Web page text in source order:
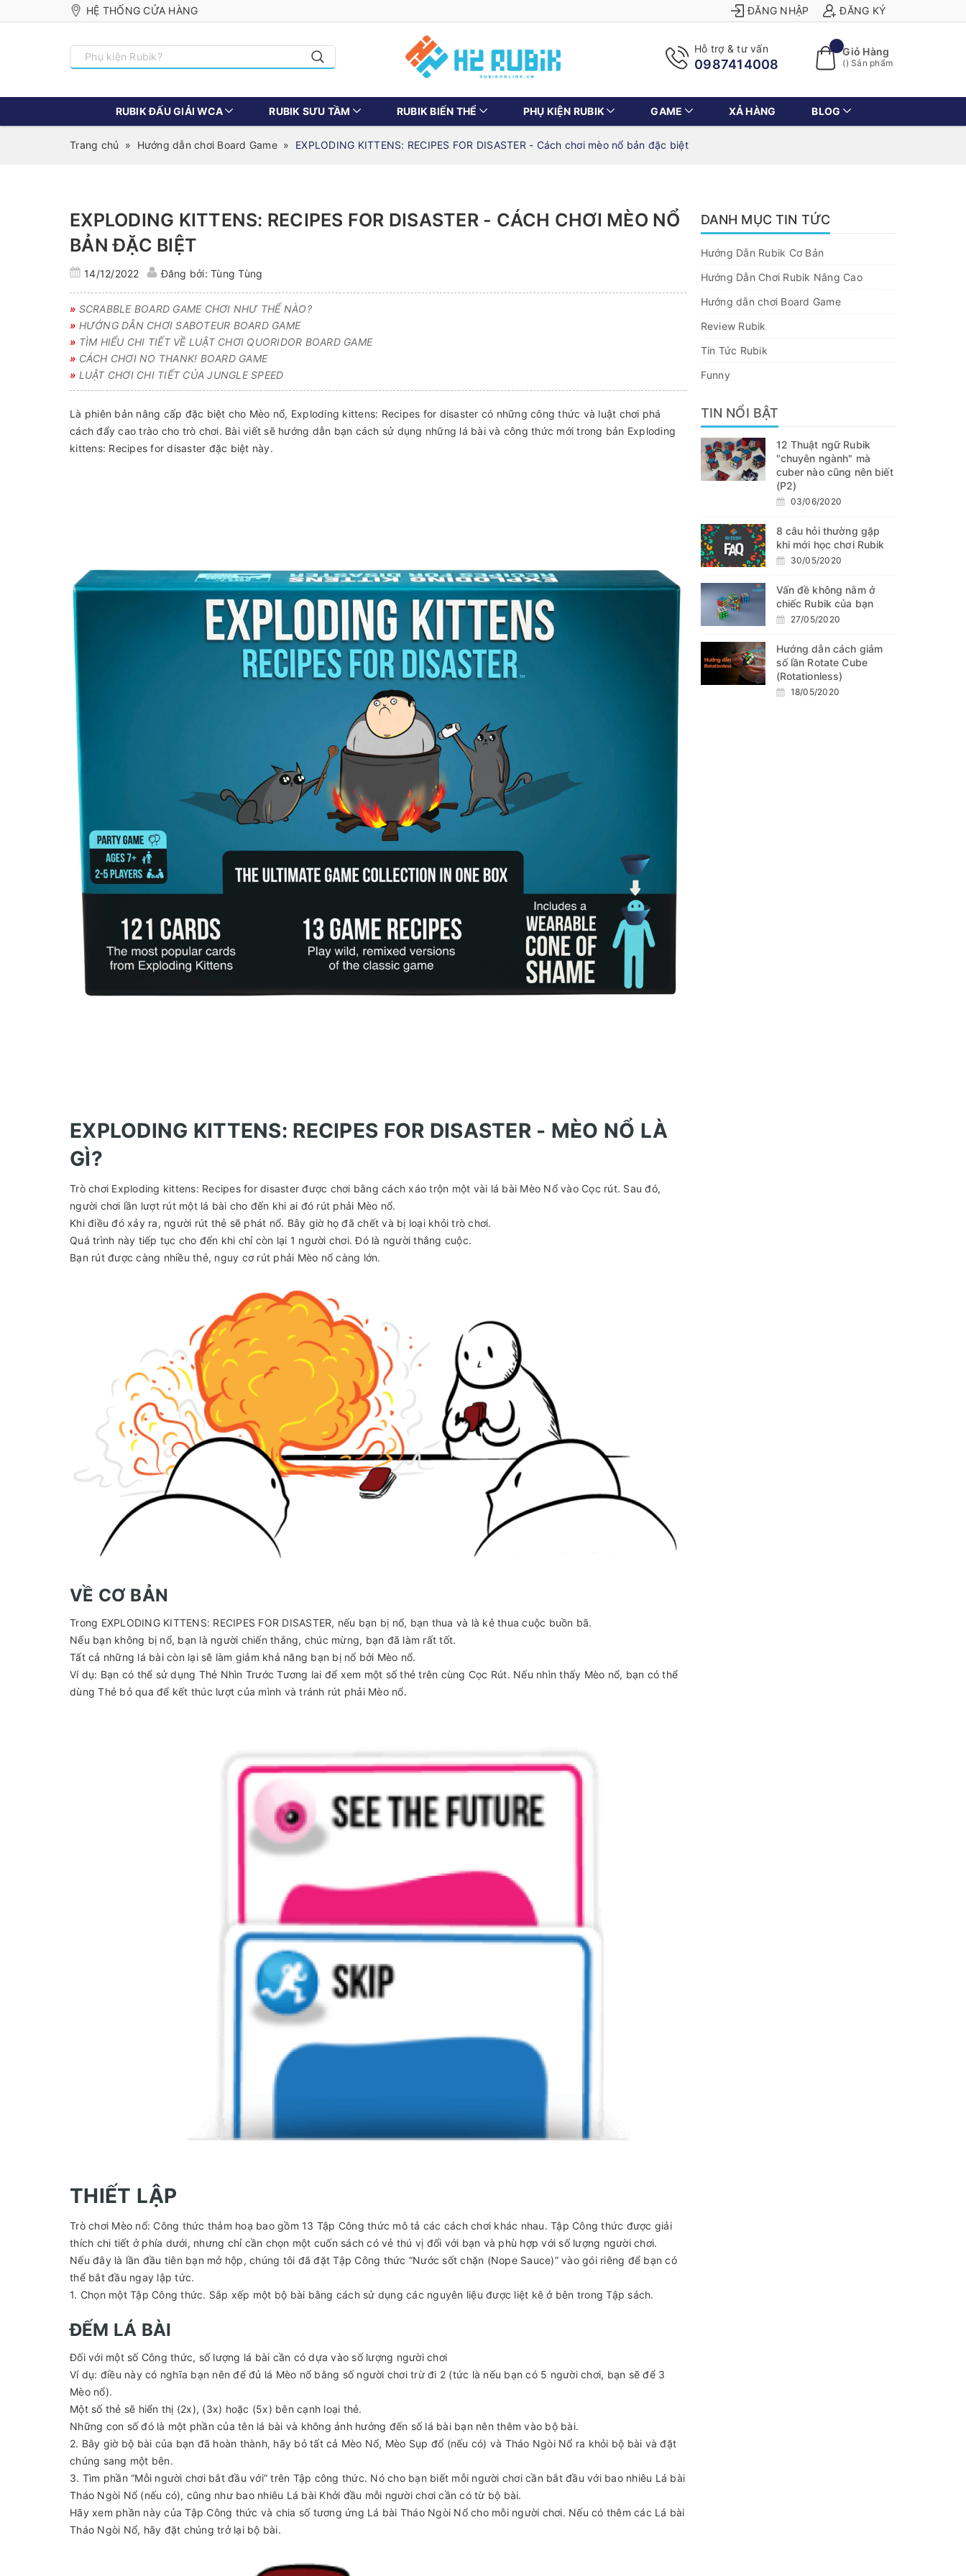
HỆ THỐNG CỬA HÀNG ĐĂNG NHẬP ĐĂNG KÝ
Hỗ trợ & tư vấn
0987414008
Giỏ Hàng
() Sản phẩm
RUBIK ĐẤU GIẢI WCA RUBIK SƯU TẦM RUBIK BIẾN THỂ PHỤ KIỆN RUBIK GAME XẢ HÀNG BLOG
Trang chủ » Hướng dẫn chơi Board Game » EXPLODING KITTENS: RECIPES FOR DISASTER - Cách chơi mèo nổ bản đặc biệt
EXPLODING KITTENS: RECIPES FOR DISASTER - CÁCH CHƠI MÈO NỔ
BẢN ĐẶC BIỆT
14/12/2022 Đăng bởi: Tùng Tùng
» SCRABBLE BOARD GAME CHƠI NHƯ THẾ NÀO?
» HƯỚNG DẪN CHƠI SABOTEUR BOARD GAME
» TÌM HIỂU CHI TIẾT VỀ LUẬT CHƠI QUORIDOR BOARD GAME
» CÁCH CHƠI NO THANK! BOARD GAME
» LUẬT CHƠI CHI TIẾT CỦA JUNGLE SPEED
Là phiên bản nâng cấp đặc biệt cho Mèo nổ, Exploding kittens: Recipes for disaster có những công thức và luật chơi phá
cách đẩy cao trào cho trò chơi. Bài viết sẽ hướng dẫn bạn cách sử dụng những lá bài và công thức mới trong bản Exploding
kittens: Recipes for disaster đặc biệt này.
EXPLODING KITTENS: RECIPES FOR DISASTER - MÈO NỔ LÀ
GÌ?
Trò chơi Exploding kittens: Recipes for disaster được chơi bằng cách xáo trộn một vài lá bài Mèo Nổ vào Cọc rút. Sau đó,
người chơi lần lượt rút một lá bài cho đến khi ai đó rút phải Mèo nổ.
Khi điều đó xảy ra, người rút thẻ sẽ phát nổ. Bây giờ họ đã chết và bị loại khỏi trò chơi.
Quá trình này tiếp tục cho đến khi chỉ còn lại 1 người chơi. Đó là người thắng cuộc.
Bạn rút được càng nhiều thẻ, nguy cơ rút phải Mèo nổ càng lớn.
VỀ CƠ BẢN
Trong EXPLODING KITTENS: RECIPES FOR DISASTER, nếu bạn bị nổ, bạn thua và là kẻ thua cuộc buồn bã.
Nếu bạn không bị nổ, bạn là người chiến thắng, chúc mừng, bạn đã làm rất tốt.
Tất cả những lá bài còn lại sẽ làm giảm khả năng bạn bị nổ bởi Mèo nổ.
Ví dụ: Bạn có thể sử dụng Thẻ Nhìn Trước Tương lai để xem một số thẻ trên cùng Cọc Rút. Nếu nhìn thấy Mèo nổ, bạn có thể
dùng Thẻ bỏ qua để kết thúc lượt của mình và tránh rút phải Mèo nổ.
THIẾT LẬP
Trò chơi Mèo nổ: Công thức thảm hoạ bao gồm 13 Tập Công thức mô tả các cách chơi khác nhau. Tập Công thức được giải
thích chi tiết ở phía dưới, nhưng chỉ cần chọn một cuốn sách có vẻ thú vị đối với bạn và phù hợp với số lượng người chơi.
Nếu đây là lần đầu tiên bạn mở hộp, chúng tôi đã đặt Tập Công thức “Nước sốt chặn (Nope Sauce)” vào gói riêng để bạn có
thể bắt đầu ngay lập tức.
1. Chọn một Tập Công thức. Sắp xếp một bộ bài bằng cách sử dụng các nguyên liệu được liệt kê ở bên trong Tập sách.
ĐẾM LÁ BÀI
Đối với một số Công thức, số lượng lá bài cần có dựa vào số lượng người chơi
Ví dụ: điều này có nghĩa bạn nên để đủ lá Mèo nổ bằng số người chơi trừ đi 2 (tức là nếu bạn có 5 người chơi, bạn sẽ để 3
Mèo nổ).
Một số thẻ sẽ hiển thị (2x), (3x) hoặc (5x) bên cạnh loại thẻ.
Những con số đó là một phần của tên lá bài và không ảnh hưởng đến số lá bài bạn nên thêm vào bộ bài.
2. Bây giờ bộ bài của bạn đã hoàn thành, hãy bỏ tất cả Mèo Nổ, Mèo Sụp đổ (nếu có) và Tháo Ngòi Nổ ra khỏi bộ bài và đặt
chúng sang một bên.
3. Tìm phần “Mỗi người chơi bắt đầu với” trên Tập công thức. Nó cho bạn biết mỗi người chơi cần bắt đầu với bao nhiêu Lá bài
Tháo Ngòi Nổ (nếu có), cũng như bao nhiêu Lá bài Khởi đầu mỗi người chơi cần có từ bộ bài.
Hãy xem phần này của Tập Công thức và chia số tương ứng Lá bài Tháo Ngòi Nổ cho mỗi người chơi. Nếu có thêm các Lá bài
Tháo Ngòi Nổ, hãy đặt chúng trở lại bộ bài.
DANH MỤC TIN TỨC
Hướng Dẫn Rubik Cơ Bản
Hướng Dẫn Chơi Rubik Nâng Cao
Hướng dẫn chơi Board Game
Review Rubik
Tin Tức Rubik
Funny
TIN NỔI BẬT
12 Thuật ngữ Rubik
"chuyên ngành" mà
cuber nào cũng nên biết
(P2)
03/06/2020
8 câu hỏi thường gặp
khi mới học chơi Rubik
30/05/2020
Vấn đề không nằm ở
chiếc Rubik của bạn
27/05/2020
Hướng dẫn cách giảm
số lần Rotate Cube
(Rotationless)
18/05/2020